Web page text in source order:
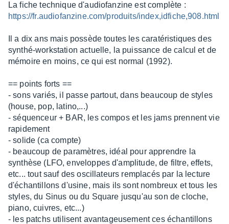
10
La fiche technique d'audiofanzine est complète :
https://fr.audiofanzine.com/produits/index,idfiche,908.html
Il a dix ans mais possède toutes les caratéristiques des
synthé-workstation actuelle, la puissance de calcul et de
mémoire en moins, ce qui est normal (1992).
== points forts ==
- sons variés, il passe partout, dans beaucoup de styles
(house, pop, latino,...)
- séquenceur + BAR, les compos et les jams prennent vie
rapidement
- solide (ca compte)
- beaucoup de paramètres, idéal pour apprendre la
synthèse (LFO, enveloppes d'amplitude, de filtre, effets,
etc... tout sauf des oscillateurs remplacés par la lecture
d'échantillons d'usine, mais ils sont nombreux et tous les
styles, du Sinus ou du Square jusqu'au son de cloche,
piano, cuivres, etc...)
- les patchs utilisent avantageusement ces échantillons